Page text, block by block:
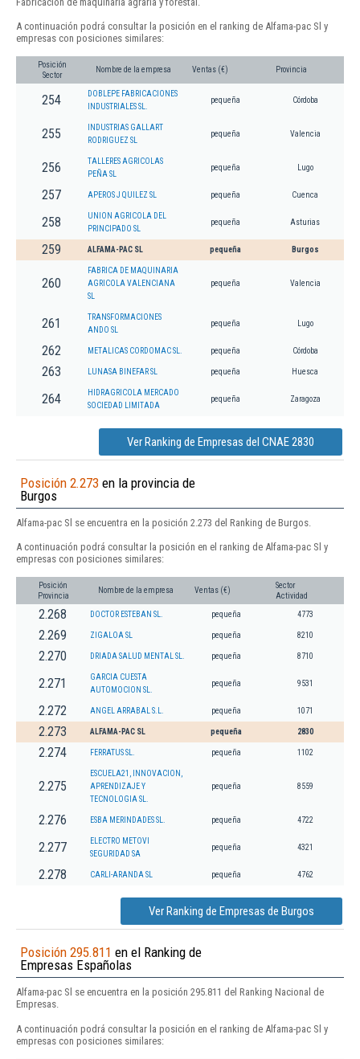
A continuación podrá consultar la posición en el ranking de Alfama-pac Sl y
empresas con posiciones similares:
Posición
Sector
Nombre de la empresa Ventas (€) Provincia
254
DOBLEPE FABRICACIONES
INDUSTRIALES SL.
pequeña Córdoba
255
INDUSTRIAS GALLART
RODRIGUEZ SL
pequeña Valencia
256
TALLERES AGRICOLAS
PEÑA SL
pequeña Lugo
257 APEROS J QUILEZ SL pequeña Cuenca
258
UNION AGRICOLA DEL
PRINCIPADO SL
pequeña Asturias
259 ALFAMA-PAC SL pequeña Burgos
260
FABRICA DE MAQUINARIA
AGRICOLA VALENCIANA
SL
pequeña Valencia
261
TRANSFORMACIONES
ANDO SL
pequeña Lugo
262 METALICAS CORDOMAC SL. pequeña Córdoba
263 LUNASA BINEFAR SL pequeña Huesca
264
HIDRAGRICOLA MERCADO
SOCIEDAD LIMITADA
pequeña Zaragoza
Ver Ranking de Empresas del CNAE 2830
Posición 2.273 en la provincia de
Burgos
Alfama-pac Sl se encuentra en la posición 2.273 del Ranking de Burgos.
A continuación podrá consultar la posición en el ranking de Alfama-pac Sl y
empresas con posiciones similares:
Posición
Provincia
Nombre de la empresa Ventas (€)
Sector
Actividad
2.268 DOCTOR ESTEBAN SL. pequeña 4773
2.269 ZIGALOA SL pequeña 8210
2.270 DRIADA SALUD MENTAL SL. pequeña 8710
2.271
GARCIA CUESTA
AUTOMOCION SL.
pequeña 9531
2.272 ANGEL ARRABAL S.L. pequeña 1071
2.273 ALFAMA-PAC SL pequeña 2830
2.274 FERRATUS SL. pequeña 1102
2.275
ESCUELA21, INNOVACION,
APRENDIZAJE Y
TECNOLOGIA SL.
pequeña 8559
2.276 ESBA MERINDADES SL. pequeña 4722
2.277
ELECTRO METOVI
SEGURIDAD SA
pequeña 4321
2.278 CARLI-ARANDA SL pequeña 4762
Ver Ranking de Empresas de Burgos
Posición 295.811 en el Ranking de
Empresas Españolas
Alfama-pac Sl se encuentra en la posición 295.811 del Ranking Nacional de
Empresas.
A continuación podrá consultar la posición en el ranking de Alfama-pac Sl y
empresas con posiciones similares: